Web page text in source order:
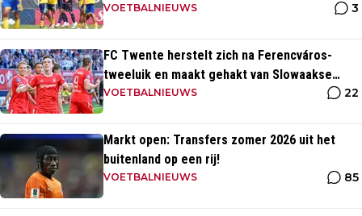
VOETBALNIEUWS 3
FC Twente herstelt zich na Ferencváros-
tweeluik en maakt gehakt van Slowaakse
opponent
VOETBALNIEUWS 22
Markt open: Transfers zomer 2026 uit het
buitenland op een rij!
VOETBALNIEUWS 85